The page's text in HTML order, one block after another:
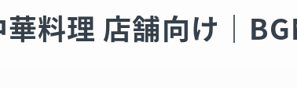
華料理 店舗向け｜